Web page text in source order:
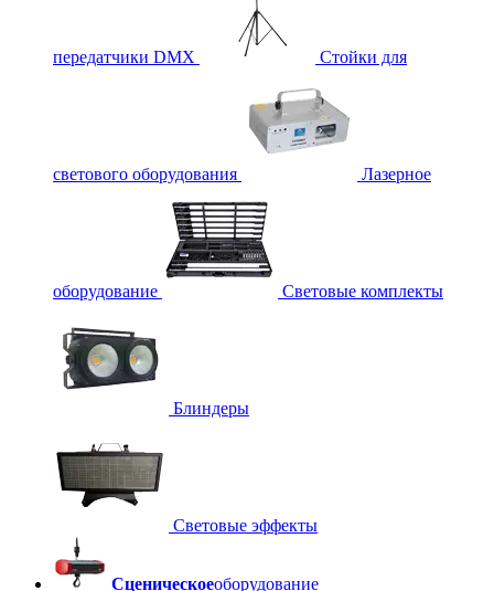
передатчики DMX Стойки для
светового оборудования Лазерное
оборудование Световые комплекты
Блиндеры
Световые эффекты
Сценическоеоборудование